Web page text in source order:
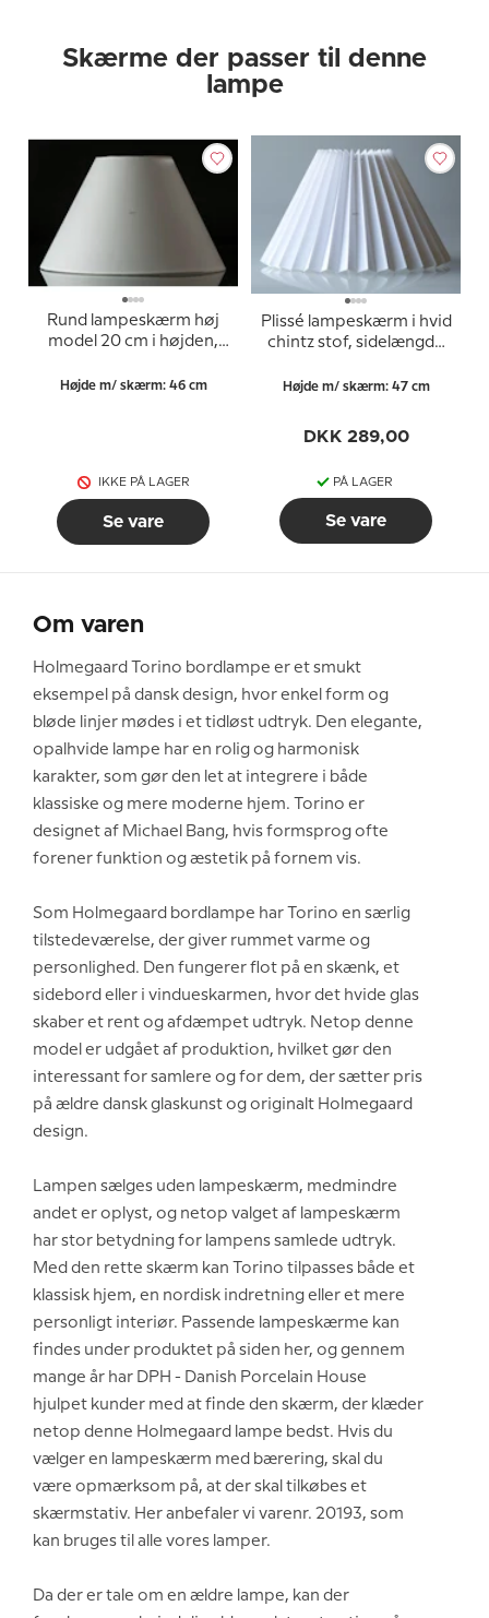
Skærme der passer til denne
lampe
Rund lampeskærm høj
model 20 cm i højden,
Holmegaard Apoteker
Højde m/ skærm: 46 cm
IKKE PÅ LAGER
Se vare
Plissé lampeskærm i hvid
chintz stof, sidelængde
Højde m/ skærm: 47 cm
DKK 289,00
PÅ LAGER
Se vare
Om varen
Holmegaard Torino bordlampe er et smukt
eksempel på dansk design, hvor enkel form og
bløde linjer mødes i et tidløst udtryk. Den elegante,
opalhvide lampe har en rolig og harmonisk
karakter, som gør den let at integrere i både
klassiske og mere moderne hjem. Torino er
designet af Michael Bang, hvis formsprog ofte
forener funktion og æstetik på fornem vis.
Som Holmegaard bordlampe har Torino en særlig
tilstedeværelse, der giver rummet varme og
personlighed. Den fungerer flot på en skænk, et
sidebord eller i vindueskarmen, hvor det hvide glas
skaber et rent og afdæmpet udtryk. Netop denne
model er udgået af produktion, hvilket gør den
interessant for samlere og for dem, der sætter pris
på ældre dansk glaskunst og originalt Holmegaard
design.
Lampen sælges uden lampeskærm, medmindre
andet er oplyst, og netop valget af lampeskærm
har stor betydning for lampens samlede udtryk.
Med den rette skærm kan Torino tilpasses både et
klassisk hjem, en nordisk indretning eller et mere
personligt interiør. Passende lampeskærme kan
findes under produktet på siden her, og gennem
mange år har DPH - Danish Porcelain House
hjulpet kunder med at finde den skærm, der klæder
netop denne Holmegaard lampe bedst. Hvis du
vælger en lampeskærm med bærering, skal du
være opmærksom på, at der skal tilkøbes et
skærmstativ. Her anbefaler vi varenr. 20193, som
kan bruges til alle vores lamper.
Da der er tale om en ældre lampe, kan der